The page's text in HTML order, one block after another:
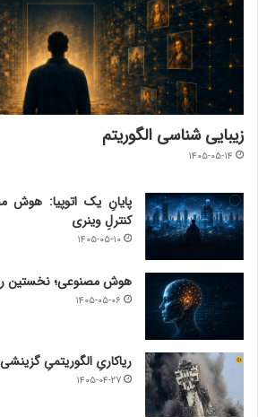
زیبایی شناسی الگوریتم
۱۴۰۵-۰۵-۱۴
پایانِ یک اتوپیا: هوش
کنترلِ وینری
۱۴۰۵-۰۵-۱۰
هوش مصنوعی؛ نخستین
۱۴۰۵-۰۵-۰۶
ریاکاریِ الگوریتمیِ
۱۴۰۵-۰۴-۲۷